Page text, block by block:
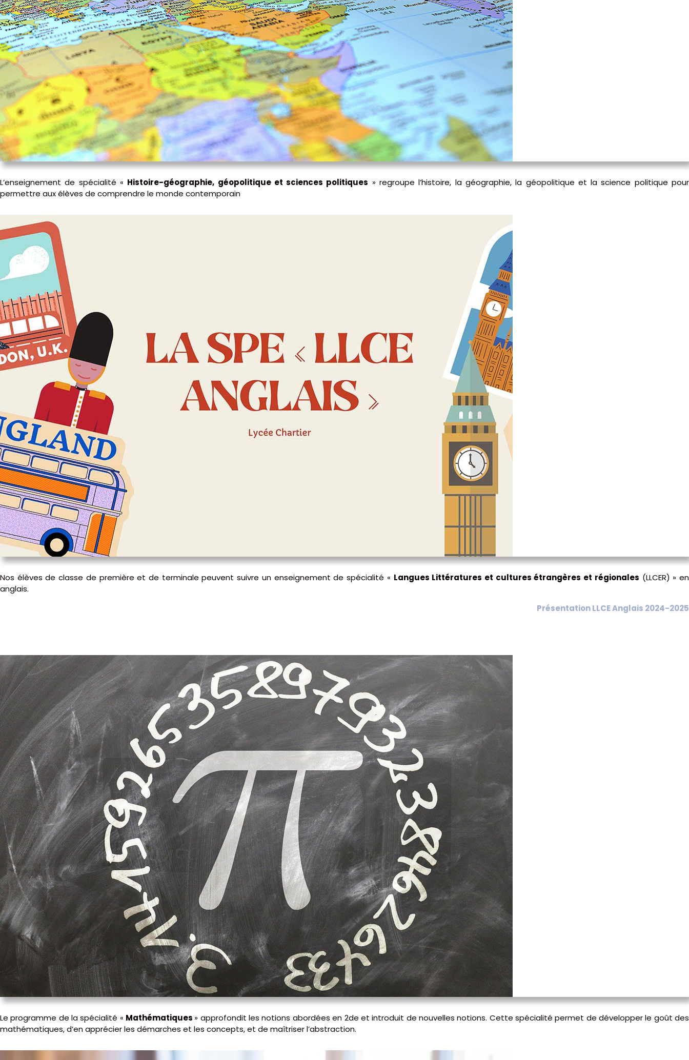
L’enseignement de spécialité « Histoire-géographie, géopolitique et sciences politiques » regroupe l’histoire, la géographie, la géopolitique et la science politique pour
permettre aux élèves de comprendre le monde contemporain
Nos élèves de classe de première et de terminale peuvent suivre un enseignement de spécialité « Langues Littératures et cultures étrangères et régionales (LLCER) » en
anglais.
Présentation LLCE Anglais 2024-2025
Le programme de la spécialité « Mathématiques » approfondit les notions abordées en 2de et introduit de nouvelles notions. Cette spécialité permet de développer le goût des
mathématiques, d’en apprécier les démarches et les concepts, et de maîtriser l’abstraction.